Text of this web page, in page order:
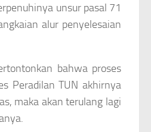
unsur pasal 71
alur penyelesaian
bahwa proses
Peradilan TUN akhirnya
maka akan terulang lagi